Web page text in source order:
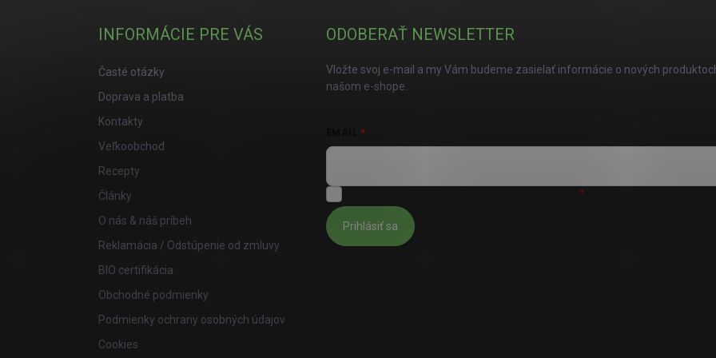
INFORMÁCIE PRE VÁS
Časté otázky
Doprava a platba
Kontakty
Veľkoobchod
Recepty
Články
O nás & náš príbeh
Reklamácia / Odstúpenie od zmluvy
BIO certifikácia
Obchodné podmienky
Podmienky ochrany osobných údajov
Cookies
ODOBERAŤ NEWSLETTER
Vložte svoj e-mail a my Vám budeme zasielať informácie o nových
našom e-shope.
Prihlásiť sa